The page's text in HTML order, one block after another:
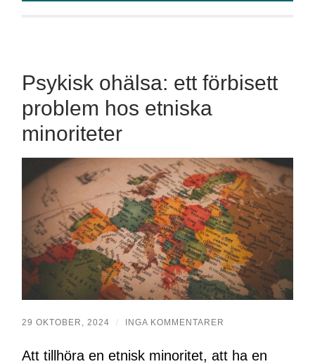
Psykisk ohälsa: ett förbisett
problem hos etniska
minoriteter
29 OKTOBER, 2024 / INGA KOMMENTARER
Att tillhöra en etnisk minoritet, att ha en